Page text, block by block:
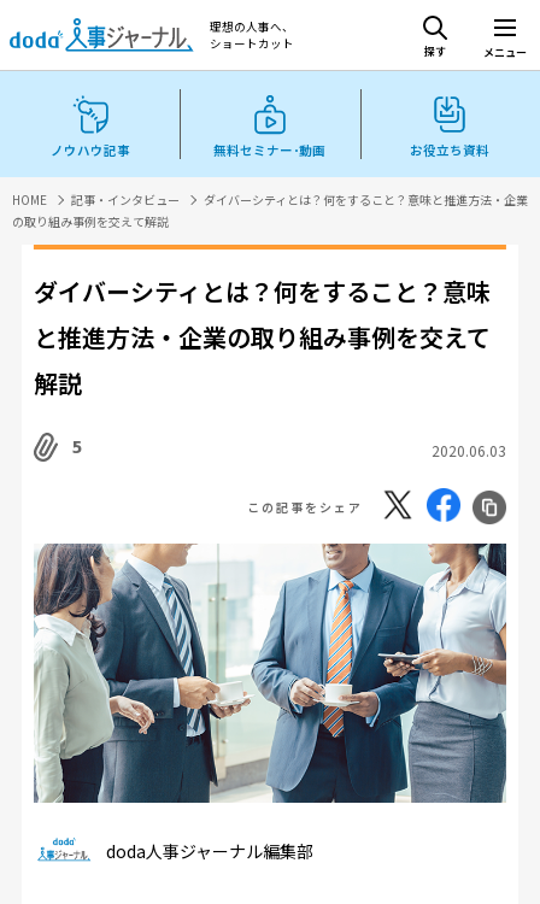
理想の人事へ、
ショートカット
探す メニュー
ノウハウ記事 無料セミナー･動画 お役立ち資料
HOME 記事・インタビュー
ダイバーシティとは？何をすること？意味と推進方法・企業
の取り組み事例を交えて解説
ダイバーシティとは？何をすること？意味
と推進方法・企業の取り組み事例を交えて
解説
5 2020.06.03
この記事をシェア
doda人事ジャーナル編集部